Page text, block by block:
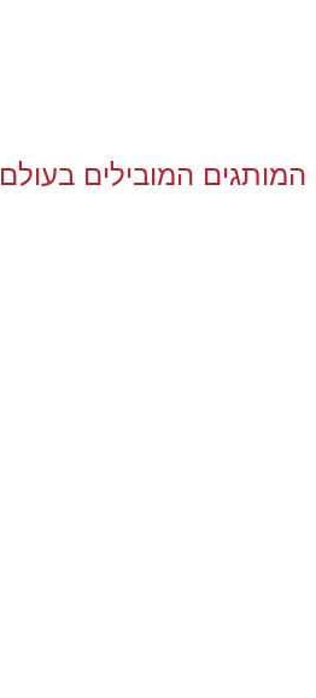
המותגים המובילים בעולם